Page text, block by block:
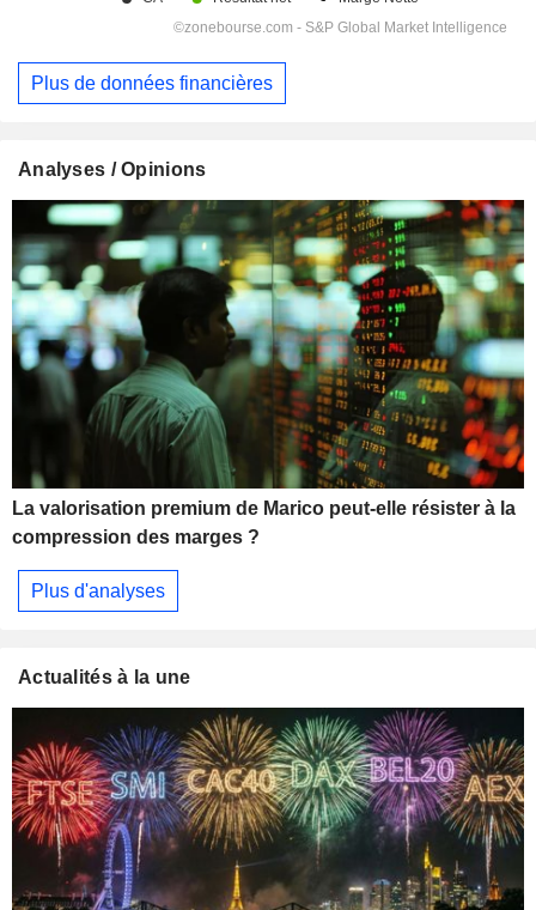
Plus de données financières
Analyses / Opinions
La valorisation premium de Marico peut-elle résister à la
compression des marges ?
Plus d'analyses
Actualités à la une